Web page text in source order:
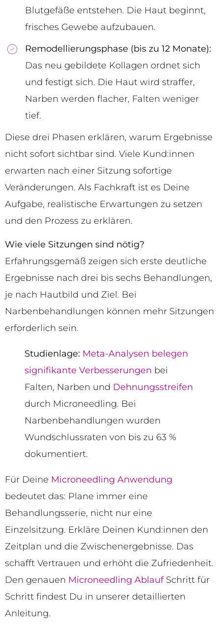
Blutgefäße entstehen. Die Haut beginnt,
frisches Gewebe aufzubauen.
Remodellierungsphase (bis zu 12 Monate):
Das neu gebildete Kollagen ordnet sich
und festigt sich. Die Haut wird straffer,
Narben werden flacher, Falten weniger
tief.
Diese drei Phasen erklären, warum Ergebnisse
nicht sofort sichtbar sind. Viele Kund:innen
erwarten nach einer Sitzung sofortige
Veränderungen. Als Fachkraft ist es Deine
Aufgabe, realistische Erwartungen zu setzen
und den Prozess zu erklären.
Wie viele Sitzungen sind nötig?
Erfahrungsgemäß zeigen sich erste deutliche
Ergebnisse nach drei bis sechs Behandlungen,
je nach Hautbild und Ziel. Bei
Narbenbehandlungen können mehr Sitzungen
erforderlich sein.
Studienlage: Meta-Analysen belegen
signifikante Verbesserungen bei
Falten, Narben und Dehnungsstreifen
durch Microneedling. Bei
Narbenbehandlungen wurden
Wundschlussraten von bis zu 63 %
dokumentiert.
Für Deine Microneedling Anwendung
bedeutet das: Plane immer eine
Behandlungsserie, nicht nur eine
Einzelsitzung. Erkläre Deinen Kund:innen den
Zeitplan und die Zwischenergebnisse. Das
schafft Vertrauen und erhöht die Zufriedenheit.
Den genauen Microneedling AblaufSchritt für
Schritt findest Du in unserer detaillierten
Anleitung.